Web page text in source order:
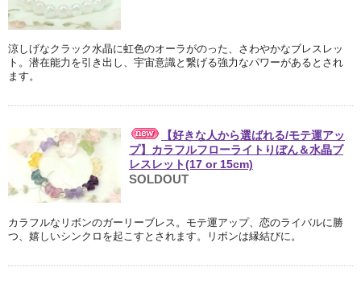
涼しげなクラック水晶に虹色のオーラがのった、さわやかなブレスレッ
ト。潜在能力を引き出し、宇宙意識と繋げる強力なパワーがあるとされ
ます。
【好きな人から選ばれる/モテ運アッ
プ】カラフルフローライトりぼん＆水晶ブ
レスレット(17 or 15cm)
SOLDOUT
カラフルなリボンのガーリーブレス。モテ運アップ、恋のライバルに勝
つ、嬉しいシンクロを起こすとされます。リボンは縁結びに。